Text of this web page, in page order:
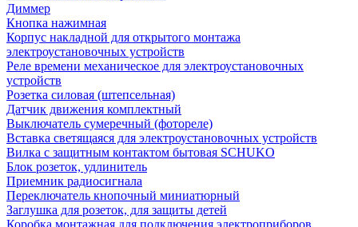
Диммер
Кнопка нажимная
Корпус накладной для открытого монтажа
электроустановочных устройств
Реле времени механическое для электроустановочных
устройств
Розетка силовая (штепсельная)
Датчик движения комплектный
Выключатель сумеречный (фотореле)
Вставка светящаяся для электроустановочных устройств
Вилка с защитным контактом бытовая SCHUKO
Блок розеток, удлинитель
Приемник радиосигнала
Переключатель кнопочный миниатюрный
Заглушка для розеток, для защиты детей
Коробка монтажная для подключения электроприборов